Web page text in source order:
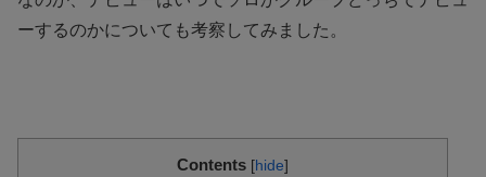
ーするのかについても考察してみました。
Contents [hide]